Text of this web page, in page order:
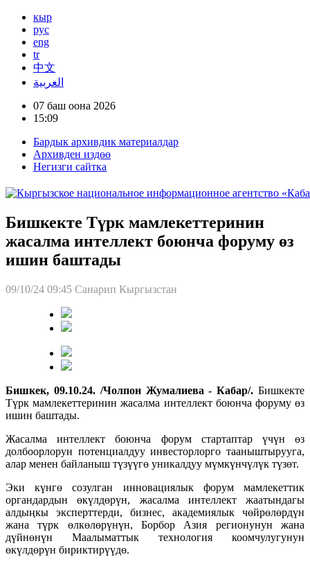
кыр
рус
eng
tr
中文
العربية
07 баш оона 2026
15:09
Бардык архивдик материалдар
Архивден издөө
Негизги сайтка
Бишкекте Түрк мамлекеттеринин
жасалма интеллект боюнча форуму өз
ишин баштады
09/10/24 09:45 Санарип Кыргызстан
Бишкек, 09.10.24. /Чолпон Жумалиева - Кабар/. Бишкекте
Түрк мамлекеттеринин жасалма интеллект боюнча форуму өз
ишин баштады.
Жасалма интеллект боюнча форум стартаптар үчүн өз
долбоорлорун потенциалдуу инвесторлорго тааныштырууга,
алар менен байланыш түзүүгө уникалдуу мүмкүнчүлүк түзөт.
Эки күнгө созулган инновациялык форум мамлекеттик
органдардын өкүлдөрүн, жасалма интеллект жаатындагы
алдыңкы эксперттерди, бизнес, академиялык чөйрөлөрдүн
жана түрк өлкөлөрүнүн, Борбор Азия регионунун жана
дүйнөнүн Маалыматтык технология коомчулугунун
өкүлдөрүн бириктирүүдө.